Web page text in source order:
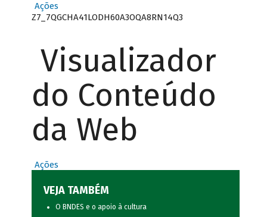
Ações
Z7_7QGCHA41LODH60A3OQA8RN14Q3
Visualizador
do Conteúdo
da Web
Ações
VEJA TAMBÉM
O BNDES e o apoio à cultura